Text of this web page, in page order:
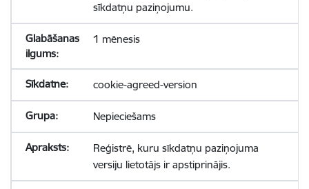
sīkdatņu paziņojumu.
1 mēnesis
cookie-agreed-version
Nepieciešams
Reģistrē, kuru sīkdatņu paziņojuma
versiju lietotājs ir apstiprinājis.